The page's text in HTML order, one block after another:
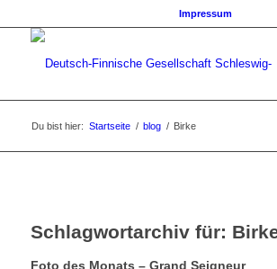
Impressum
Du bist hier: Startseite / blog / Birke
Schlagwortarchiv für:
Foto des Monats – Grand Seigneur